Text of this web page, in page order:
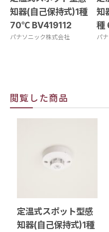
知器(自己保持式)1種
70℃ BV419112
パナソニック株式会社
知
種
パ
閲覧した商品
定温式スポット型感
知器(自己保持式)1種